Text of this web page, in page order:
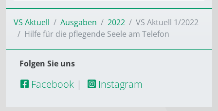
VS Aktuell Ausgaben 2022
VS Aktuell 1/2022
Hilfe für die pflegende Seele am ­Telefon
Folgen Sie uns
Facebook | Instagram